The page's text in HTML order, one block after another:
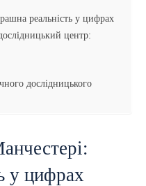
реальність у цифрах
центр:
дослідницького
у цифрах